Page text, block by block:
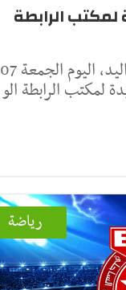
لمكتب الرابطة
أعلنت الجامعة التونسية لكرة اليد، اليوم الجمعة 07
رياضة